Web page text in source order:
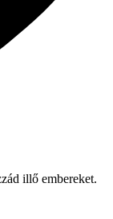
illő embereket.